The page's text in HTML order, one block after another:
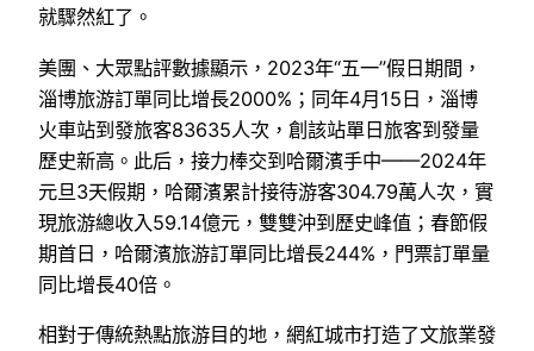
就驟然紅了。
美團、大眾點評數據顯示，2023年“五一”假日期間，
淄博旅游訂單同比增長2000%；同年4月15日，淄博
火車站到發旅客83635人次，創該站單日旅客到發量
歷史新高。此后，接力棒交到哈爾濱手中——2024年
元旦3天假期，哈爾濱累計接待游客304.79萬人次，實
現旅游總收入59.14億元，雙雙沖到歷史峰值；春節假
期首日，哈爾濱旅游訂單同比增長244%，門票訂單量
同比增長40倍。
相對于傳統熱點旅游目的地，網紅城市打造了文旅業發